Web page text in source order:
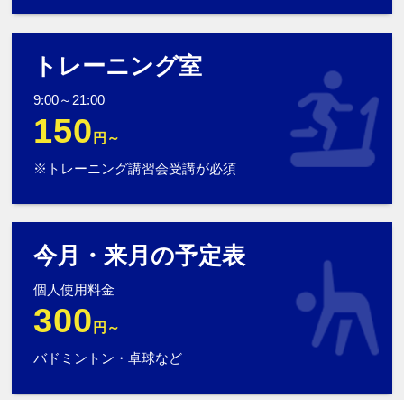
トレーニング室
9:00～21:00
150 円～
※トレーニング講習会受講が必須
今月・来月の予定表
個人使用料金
300 円～
バドミントン・卓球など